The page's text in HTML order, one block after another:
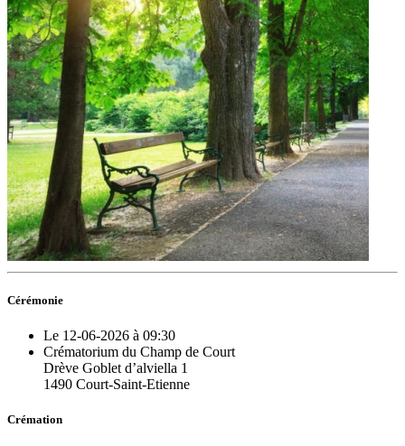
Cérémonie
Le 12-06-2026 à 09:30
Crématorium du Champ de Court
Drève Goblet d’alviella 1
1490 Court-Saint-Etienne
Crémation